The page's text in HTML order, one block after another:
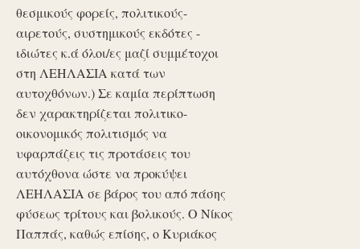
θεσμικούς φορείς, πολιτικούς-
αιρετούς, συστημικούς εκδότες -
ιδιώτες κ.ά όλοι/ες μαζί συμμέτοχοι
στη ΛΕΗΛΑΣΙΑ κατά των
αυτοχθόνων.) Σε καμία περίπτωση
δεν χαρακτηρίζεται πολιτικο-
οικονομικός πολιτισμός να
υφαρπάζεις τις προτάσεις του
αυτόχθονα ώστε να προκύψει
ΛΕΗΛΑΣΙΑ σε βάρος του από πάσης
φύσεως τρίτους και βολικούς. Ο Νίκος
Παππάς, καθώς επίσης, ο Κυριάκος